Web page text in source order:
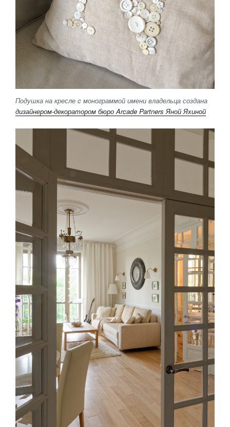
Подушка на кресле c монограммой имени владельца создана
дизайнером-декоратором бюро Arcade Partners Яной Яхиной